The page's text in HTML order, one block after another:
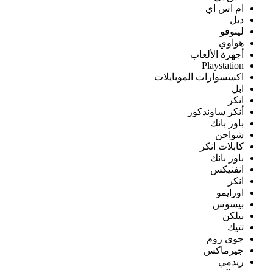
ام اس اي
ديل
لينوفو
هواوي
أجهزة الألعاب
Playstation
اكسسوارات الموبايلات
ابل
انكر
أنكر ساوندكور
باور بانك
شواحن
كابلات انكر
باور بانك
انفنيكس
انكر
اورايمو
بيسوس
بيلكن
تتيك
جوى روم
جيرماكس
ريدمي